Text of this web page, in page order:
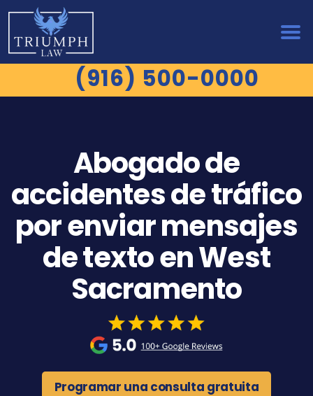
(916) 500-0000
Abogado de
accidentes de tráfico
por enviar mensajes
de texto en West
Sacramento
Programar una consulta gratuita